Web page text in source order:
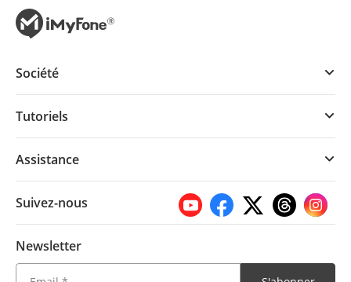
Société
Tutoriels
Assistance
Suivez-nous
Newsletter